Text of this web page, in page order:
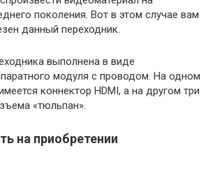
поколения. Вот в этом случае вам
данный переходник.
выполнена в виде
модуля с проводом. На одном
коннектор HDMI, а на другом три
«тюльпан».
на приобретении